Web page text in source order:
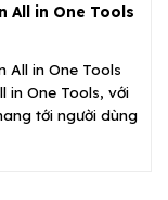
All in One Tools
All in One Tools
in One Tools, với
tới người dùng